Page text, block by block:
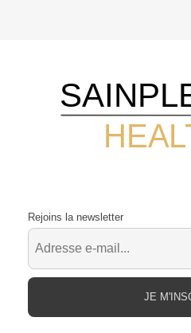
Rejoins la newsletter
JE